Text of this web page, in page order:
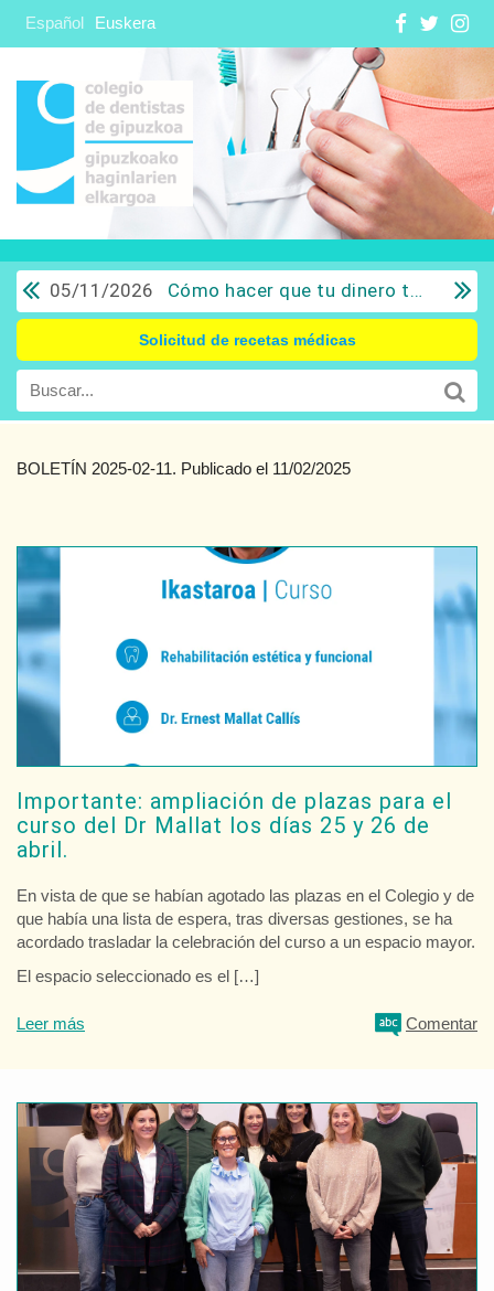
Español Euskera
05/11/2026 Cómo hacer que tu dinero trabaje para ti: Del ahorro a la inversión con sentido común.
Solicitud de recetas médicas
BOLETÍN 2025-02-11. Publicado el 11/02/2025
Importante: ampliación de plazas para el
curso del Dr Mallat los días 25 y 26 de
abril.
En vista de que se habían agotado las plazas en el Colegio y de
que había una lista de espera, tras diversas gestiones, se ha
acordado trasladar la celebración del curso a un espacio mayor.
El espacio seleccionado es el […]
Leer más Comentar